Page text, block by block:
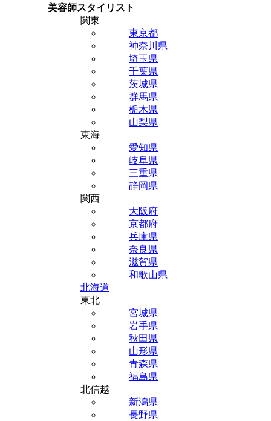
美容師スタイリスト
関東
東京都
神奈川県
埼玉県
千葉県
茨城県
群馬県
栃木県
山梨県
東海
愛知県
岐阜県
三重県
静岡県
関西
大阪府
京都府
兵庫県
奈良県
滋賀県
和歌山県
北海道
東北
宮城県
岩手県
秋田県
山形県
青森県
福島県
北信越
新潟県
長野県